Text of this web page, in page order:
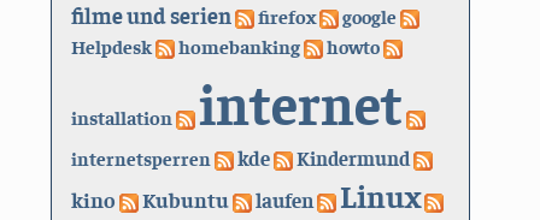
filme und serien firefox
google
Helpdesk
homebanking howto
installation internet
internetsperren kde Kindermund
kino Kubuntu laufen Linux